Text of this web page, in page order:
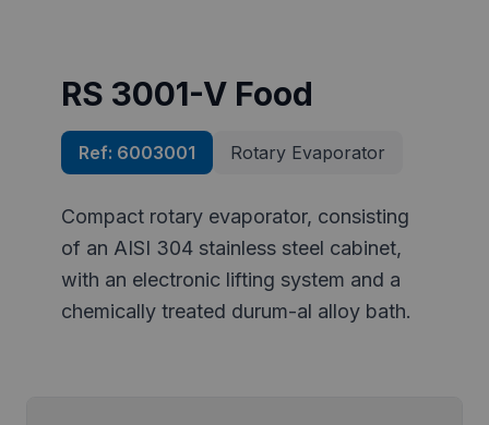
RS 3001-V Food
Ref: 6003001 Rotary Evaporator
Compact rotary evaporator, consisting
of an AISI 304 stainless steel cabinet,
with an electronic lifting system and a
chemically treated durum-al alloy bath.